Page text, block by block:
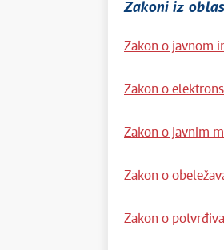
Zakoni iz
Zakon o javnom
Zakon o
Zakon o javnim
Zakon o
Zakon o